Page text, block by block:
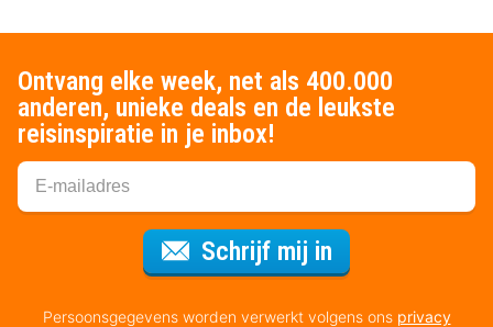
Ontvang elke week, net als 400.000
anderen, unieke deals en de leukste
reisinspiratie in je inbox!
Schrijf mij in
Persoonsgegevens worden verwerkt volgens ons privacy